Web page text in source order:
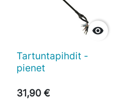

Tartuntapihdit -
pienet
31,90 €